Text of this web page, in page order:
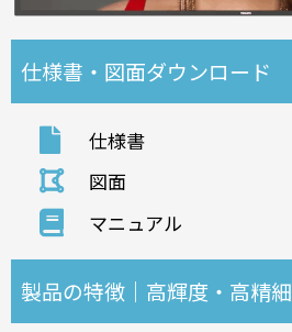
仕様書・図面ダウンロード
仕様書
図面
マニュアル
製品の特徴｜高輝度・高精細